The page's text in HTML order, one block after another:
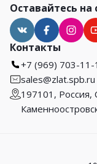
Оставайтесь на
Контакты
+7 (969) 703-11-
sales@zlat.spb.ru
197101, Россия,